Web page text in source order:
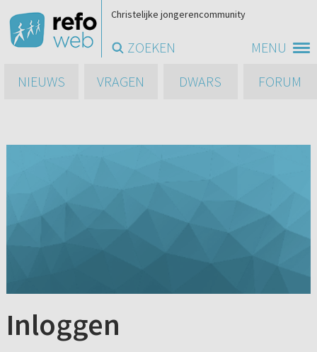
MENU
Christelijke jongerencommunity
ZOEKEN
NIEUWS
VRAGEN DWARS FORUM
Inloggen